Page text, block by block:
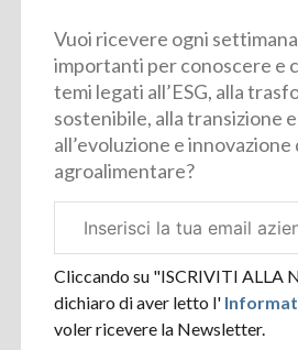
Vuoi ricevere ogni
importanti per conoscere e
temi legati all’ESG, alla
sostenibile, alla transizione
all’evoluzione e
agroalimentare?
aziendale
Cliccando su "ISCRIVITI ALLA
dichiaro di aver letto l'
voler ricevere la Newsletter.